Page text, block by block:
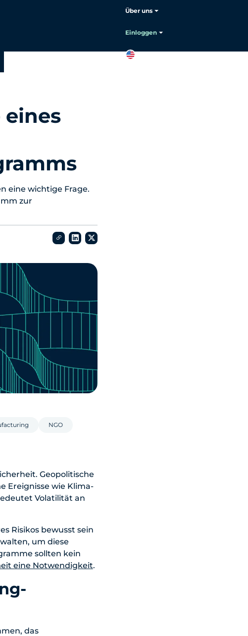
Über uns
Einloggen
eine wichtige Frage.
zur
NGO
Geopolitische
Ereignisse wie Klima-
Volatilität an
Risikos bewusst sein
um diese
sollten kein
eine Notwendigkeit.
das